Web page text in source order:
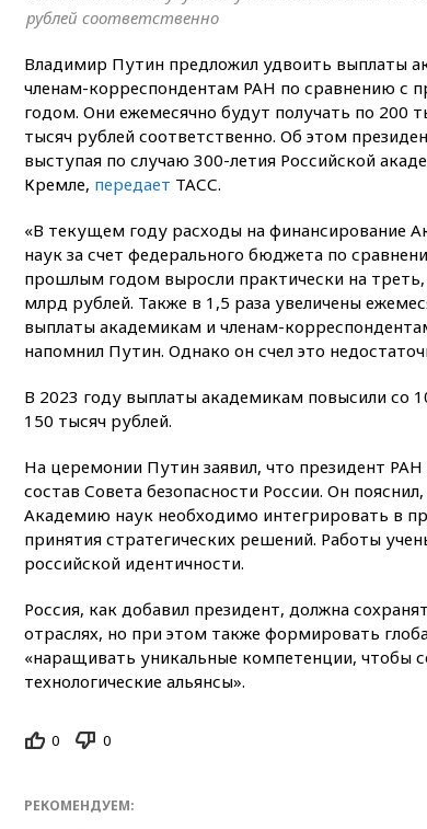
рублей соответственно
Владимир Путин предложил удвоить выплаты
членам-корреспондентам РАН по сравнению с
годом. Они ежемесячно будут получать по 200
тысяч рублей соответственно. Об этом
выступая по случаю 300-летия Российской
Кремле, передает ТАСС.
«В текущем году расходы на финансирование
наук за счет федерального бюджета по
прошлым годом выросли практически на
млрд рублей. Также в 1,5 раза увеличены
выплаты академикам и членам-
напомнил Путин. Однако он счел это
В 2023 году выплаты академикам повысили со
150 тысяч рублей.
На церемонии Путин заявил, что президент
состав Совета безопасности России. Он пояснил,
Академию наук необходимо интегрировать в
принятия стратегических решений. Работы
российской идентичности.
Россия, как добавил президент, должна
отраслях, но при этом также формировать
«наращивать уникальные компетенции, чтобы
технологические альянсы».
0 0
РЕКОМЕНДУЕМ: